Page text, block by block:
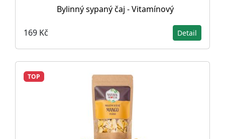
Bylinný sypaný čaj - Vitamínový
169 Kč Detail
TOP